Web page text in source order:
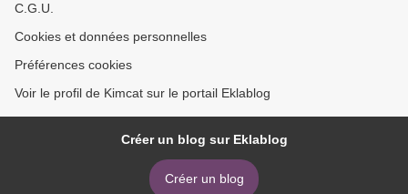
C.G.U.
Cookies et données personnelles
Préférences cookies
Voir le profil de Kimcat sur le portail Eklablog
Créer un blog sur Eklablog
Créer un blog